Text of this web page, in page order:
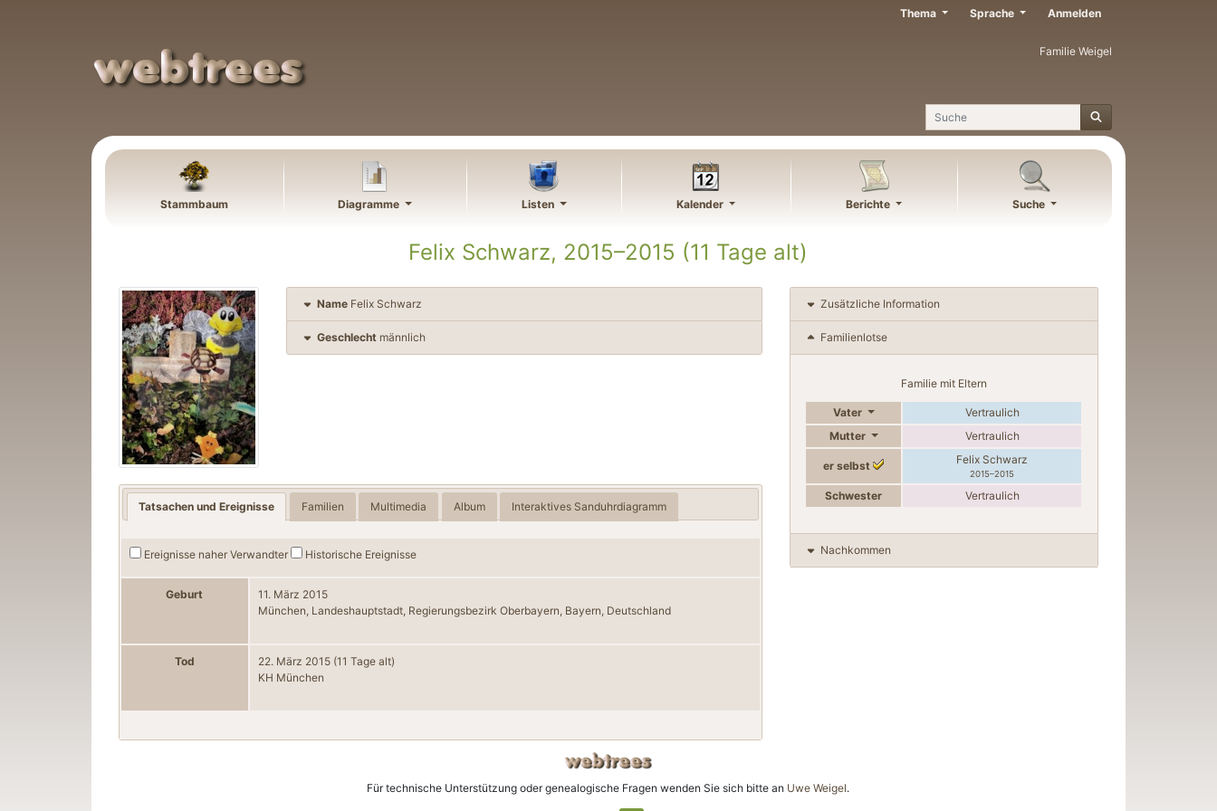
Familie Weigel
Suche
Thema Sprache Anmelden
Stammbaum Diagramme Listen Kalender Berichte Suche
Felix Schwarz, 2015–2015 (11 Tage alt)
Name Felix Schwarz
Geschlecht männlich
Tatsachen und Ereignisse Familien Multimedia Album Interaktives Sanduhrdiagramm
Ereignisse naher Verwandter Historische Ereignisse
Geburt
11. März 2015
München, Landeshauptstadt, Regierungsbezirk Oberbayern, Bayern, Deutschland
Tod 22. März 2015 (11 Tage alt)
KH München
Zusätzliche Information
Familienlotse
Familie mit Eltern
Vater
Vertraulich
Mutter
Vertraulich
er selbst Felix Schwarz
2015–2015
Schwester Vertraulich
Nachkommen
Für technische Unterstützung oder genealogische Fragen wenden Sie sich bitte an Uwe Weigel.